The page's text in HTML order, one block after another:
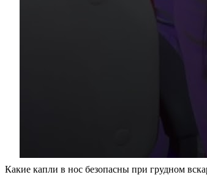
Какие капли в нос безопасны при грудном